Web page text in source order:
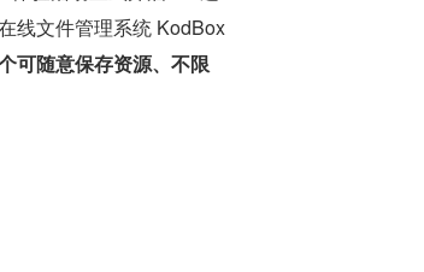
线文件管理系统 KodBox
可随意保存资源、不限